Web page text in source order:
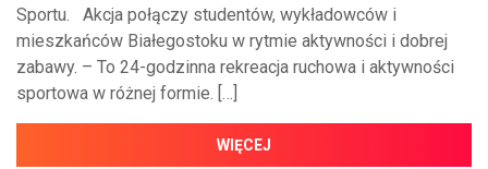
Sportu. Akcja połączy studentów, wykładowców i
mieszkańców Białegostoku w rytmie aktywności i dobrej
zabawy. – To 24-godzinna rekreacja ruchowa i aktywności
sportowa w różnej formie. […]
WIĘCEJ